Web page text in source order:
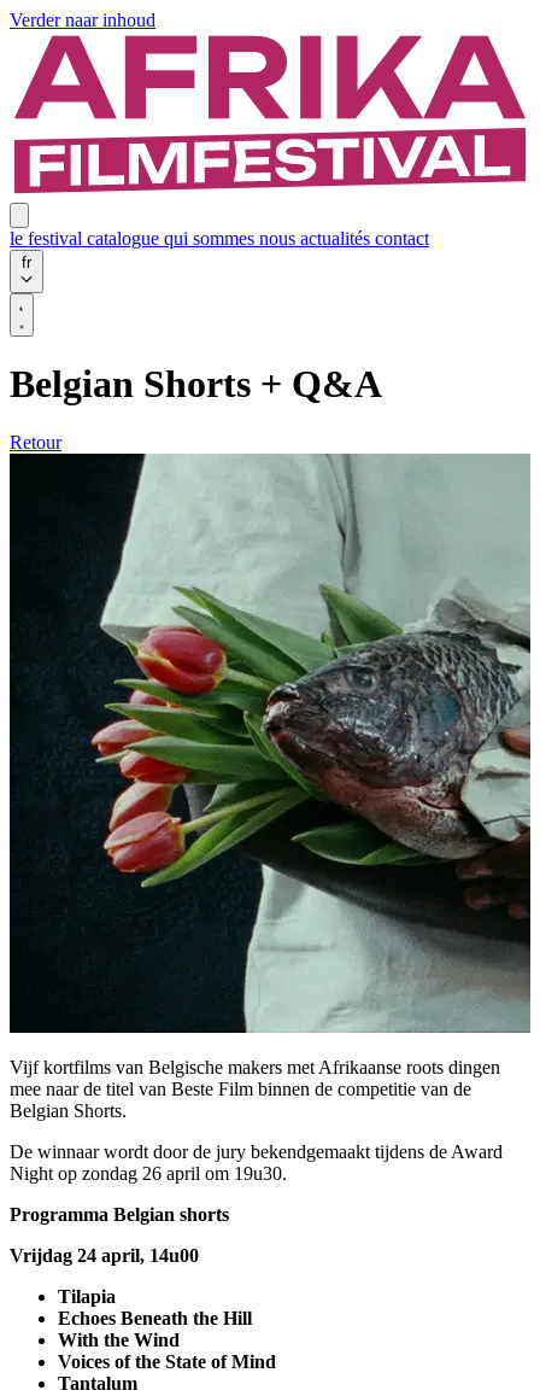
Verder naar inhoud
le festival catalogue qui sommes nous actualités contact
fr
Belgian Shorts + Q&A
Retour
Vijf kortfilms van Belgische makers met Afrikaanse roots dingen
mee naar de titel van Beste Film binnen de competitie van de
Belgian Shorts.
De winnaar wordt door de jury bekendgemaakt tijdens de Award
Night op zondag 26 april om 19u30.
Programma Belgian shorts
Vrijdag 24 april, 14u00
Tilapia
Echoes Beneath the Hill
With the Wind
Voices of the State of Mind
Tantalum